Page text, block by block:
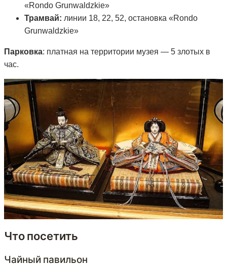
«Rondo Grunwaldzkie»
Трамвай: линии 18, 22, 52, остановка «Rondo
Grunwaldzkie»
Парковка: платная на территории музея — 5 злотых в
час.
Что посетить
Чайный павильон